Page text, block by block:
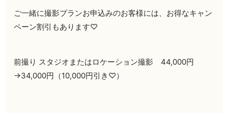
ご一緒に撮影プランお申込みのお客様には、お得なキャン
ペーン割引もあります♡
前撮り スタジオまたはロケーション撮影 44,000円
→34,000円（10,000円引き♡）